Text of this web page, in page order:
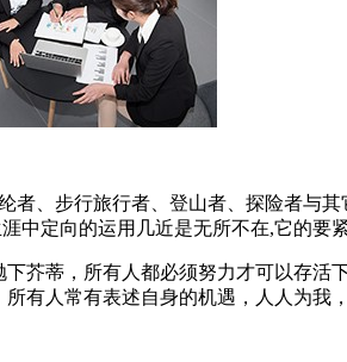
、步行旅行者、登山者、探险者与
中定向的运用几近是无所不在,它的要
芥蒂，所有人都必须努力才可以存
有人常有表述自身的机遇，人人为我